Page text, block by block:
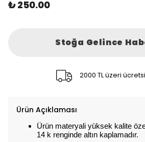
₺ 250.00
Stoğa Gelince
2000 TL üzeri
Ürün Açıklaması
Ürün materyali yüksek kalite
14 k renginde altın kaplamadır.